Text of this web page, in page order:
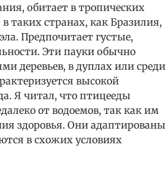
обитает в тропических
таких странах, как Бразилия,
Предпочитает густые,
Эти пауки обычно
деревьев, в дуплах или среди
высокой
Я читал, что птицееды
от водоемов, так как им
здоровья. Они адаптированы
в схожих условиях